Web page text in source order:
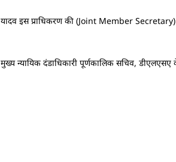
यादव इस प्राधिकरण की (Joint Member Secretary)
मुख्य न्यायिक दंडाधिकारी पूर्णकालिक सचिव,